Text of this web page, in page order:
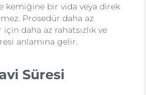
kemiğine bir vida veya direk
Prosedür daha az
daha az rahatsızlık ve
anlamına gelir.
Süresi